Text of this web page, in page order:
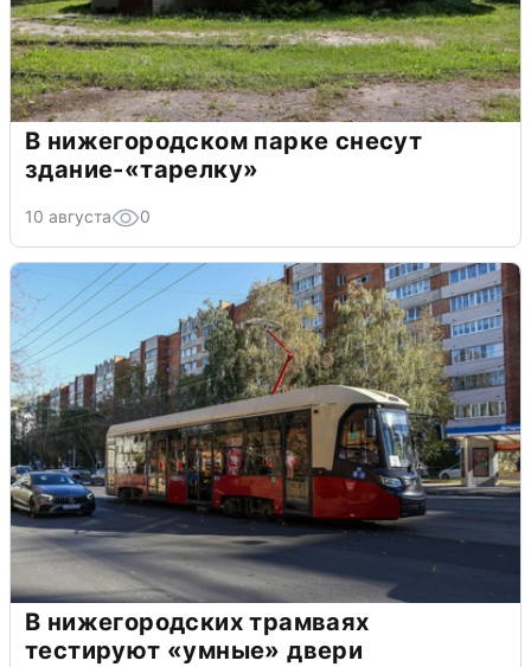
В нижегородском парке снесут
здание-«тарелку»
10 августа 0
В нижегородских трамваях
тестируют «умные» двери